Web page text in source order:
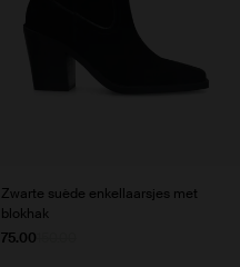
Zwarte suède enkellaarsjes met
blokhak
75.00